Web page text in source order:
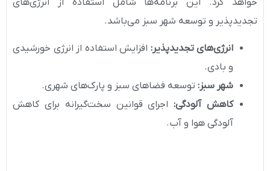
خواهد کرد. این برنامه‌ها شامل استفاده از انرژی‌های
تجدیدپذیر و توسعه شهر سبز می‌باشد.
انرژی‌های تجدیدپذیر:افزایش استفاده از انرژی خورشیدی
و بادی.
شهر سبز:توسعه فضاهای سبز و پارک‌های شهری.
کاهش آلودگی:اجرای قوانین سخت‌گیرانه برای کاهش
آلودگی هوا و آب.